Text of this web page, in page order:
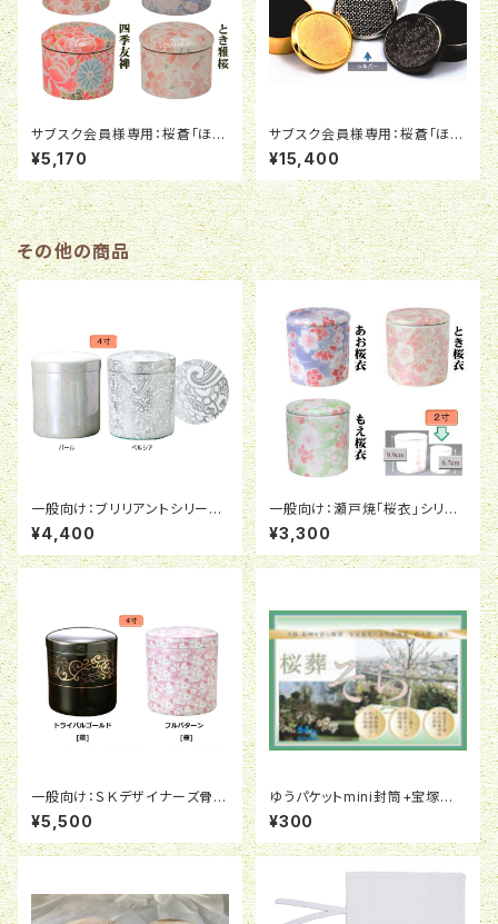
サブスク会員様専用：桜蒼「ほ
う」用有田焼御遺骨ケース「雅
桜」（４ｃｍＸ４．６ｃｍ）
¥5,170
サブスク会員様専用：桜蒼「ほ
う」用高級NARUMI御遺骨メタ
ルケース「KATAGAMI」（３ｃｍ
Ｘ５ｃｍ）
¥15,400
その他の商品
一般向け：ブリリアントシリーズ
骨壺４寸（高さ１２．５ｃｍ × 横
幅１４ｃｍ）
¥4,400
一般向け：瀬戸焼「桜衣」シリー
ズ２寸（６．３ｃｍＸ６．７ｃｍ）
¥3,300
一般向け：ＳＫデザイナーズ骨壺
４寸
¥5,500
ゆうパケットmini封筒+宝塚樹
木葬そらの書類一式+ミライ種
まきチケット１枚
¥300